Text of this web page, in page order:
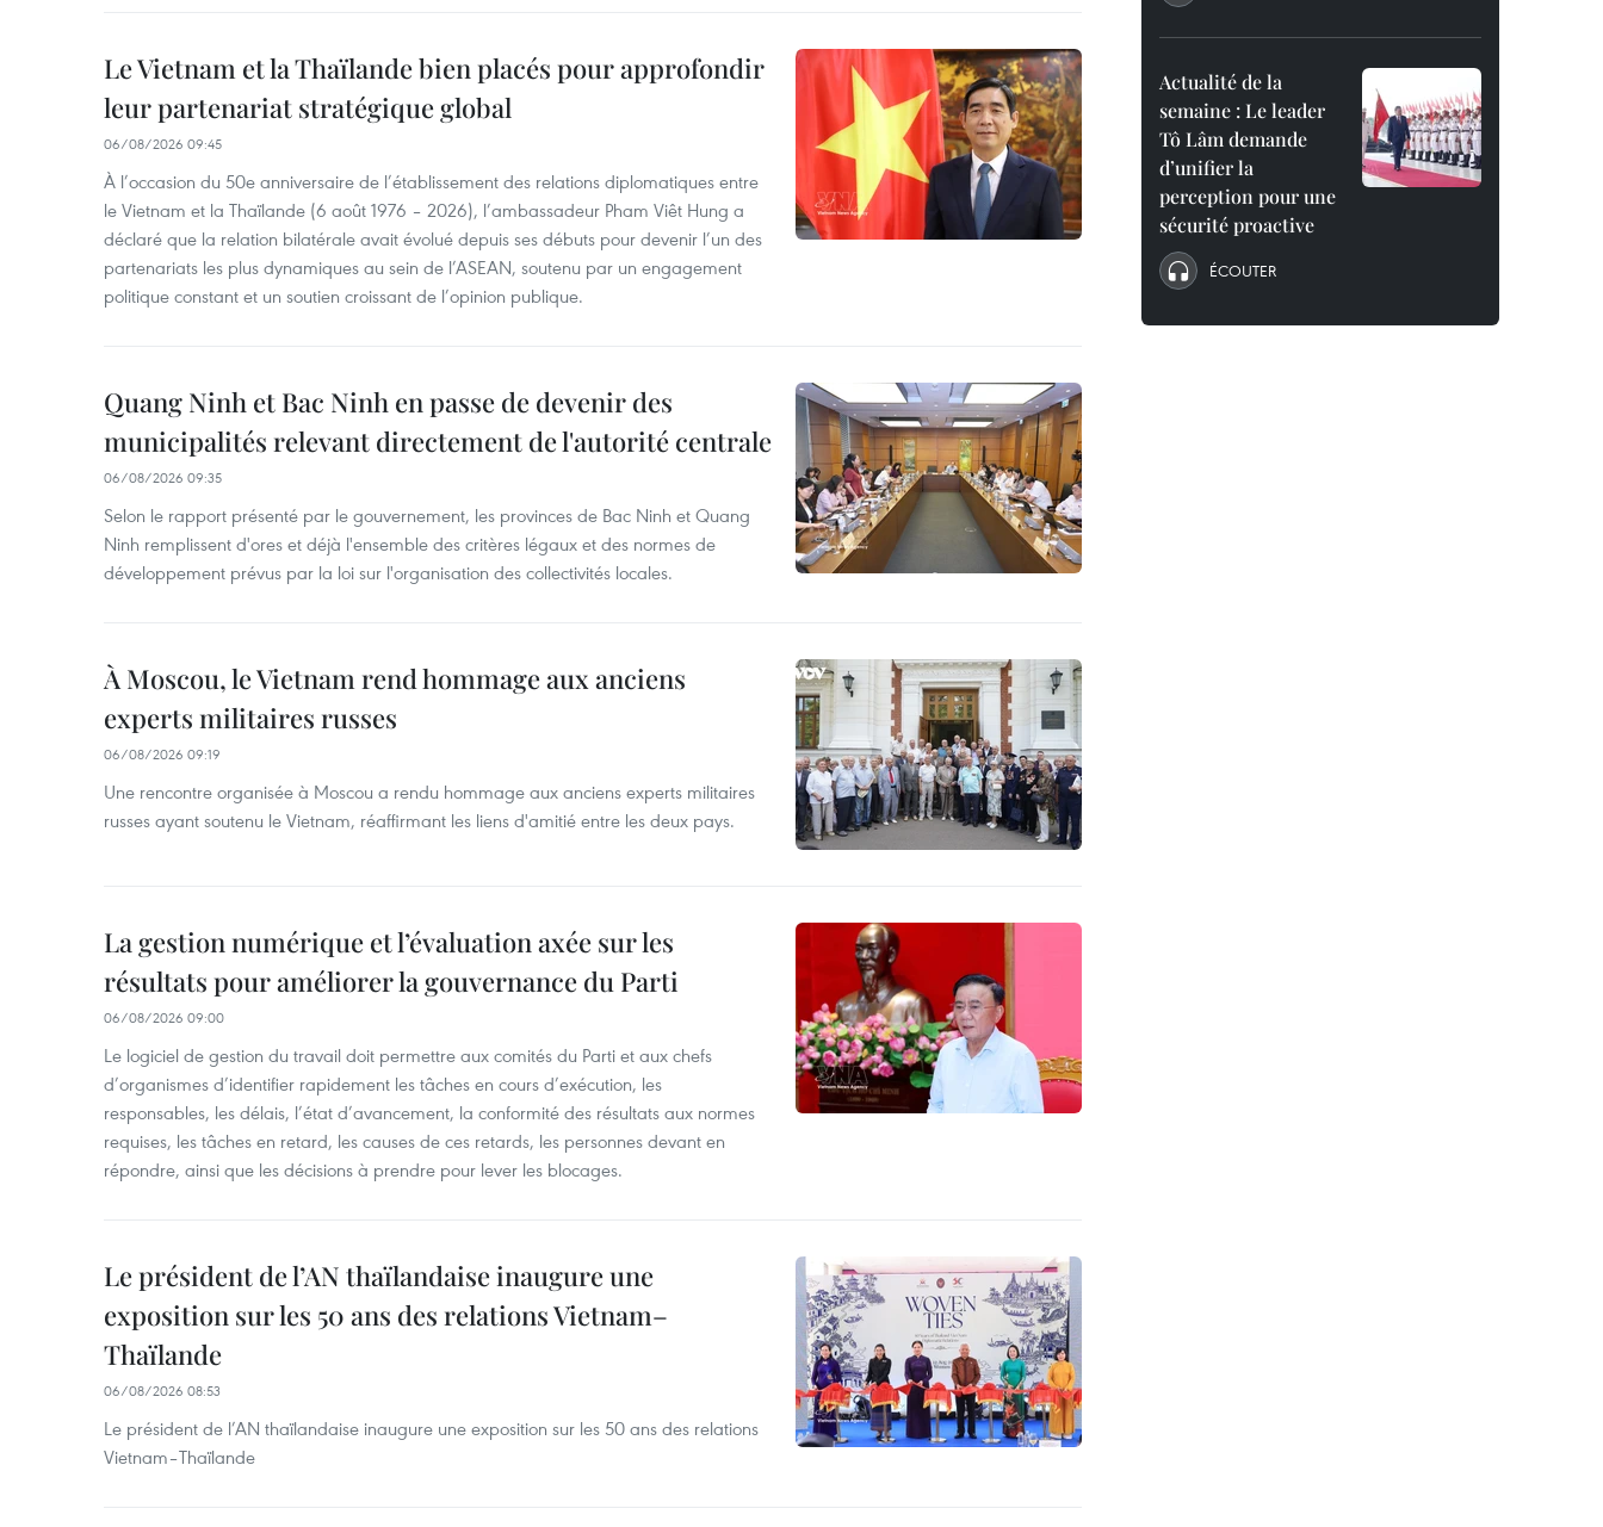
Le Vietnam et la Thaïlande bien placés pour approfondir
leur partenariat stratégique global
06/08/2026 09:45
À l’occasion du 50e anniversaire de l’établissement des relations diplomatiques entre
le Vietnam et la Thaïlande (6 août 1976 – 2026), l’ambassadeur Pham Viêt Hung a
déclaré que la relation bilatérale avait évolué depuis ses débuts pour devenir l’un des
partenariats les plus dynamiques au sein de l’ASEAN, soutenu par un engagement
politique constant et un soutien croissant de l’opinion publique.
Quang Ninh et Bac Ninh en passe de devenir des
municipalités relevant directement de l'autorité centrale
06/08/2026 09:35
Selon le rapport présenté par le gouvernement, les provinces de Bac Ninh et Quang
Ninh remplissent d'ores et déjà l'ensemble des critères légaux et des normes de
développement prévus par la loi sur l'organisation des collectivités locales.
À Moscou, le Vietnam rend hommage aux anciens
experts militaires russes
06/08/2026 09:19
Une rencontre organisée à Moscou a rendu hommage aux anciens experts militaires
russes ayant soutenu le Vietnam, réaffirmant les liens d'amitié entre les deux pays.
La gestion numérique et l’évaluation axée sur les
résultats pour améliorer la gouvernance du Parti
06/08/2026 09:00
Le logiciel de gestion du travail doit permettre aux comités du Parti et aux chefs
d’organismes d’identifier rapidement les tâches en cours d’exécution, les
responsables, les délais, l’état d’avancement, la conformité des résultats aux normes
requises, les tâches en retard, les causes de ces retards, les personnes devant en
répondre, ainsi que les décisions à prendre pour lever les blocages.
Le président de l’AN thaïlandaise inaugure une
exposition sur les 50 ans des relations Vietnam–
Thaïlande
06/08/2026 08:53
Le président de l’AN thaïlandaise inaugure une exposition sur les 50 ans des relations
Vietnam–Thaïlande
Actualité de la
semaine : Le leader
Tô Lâm demande
d’unifier la
perception pour une
sécurité proactive
ÉCOUTER